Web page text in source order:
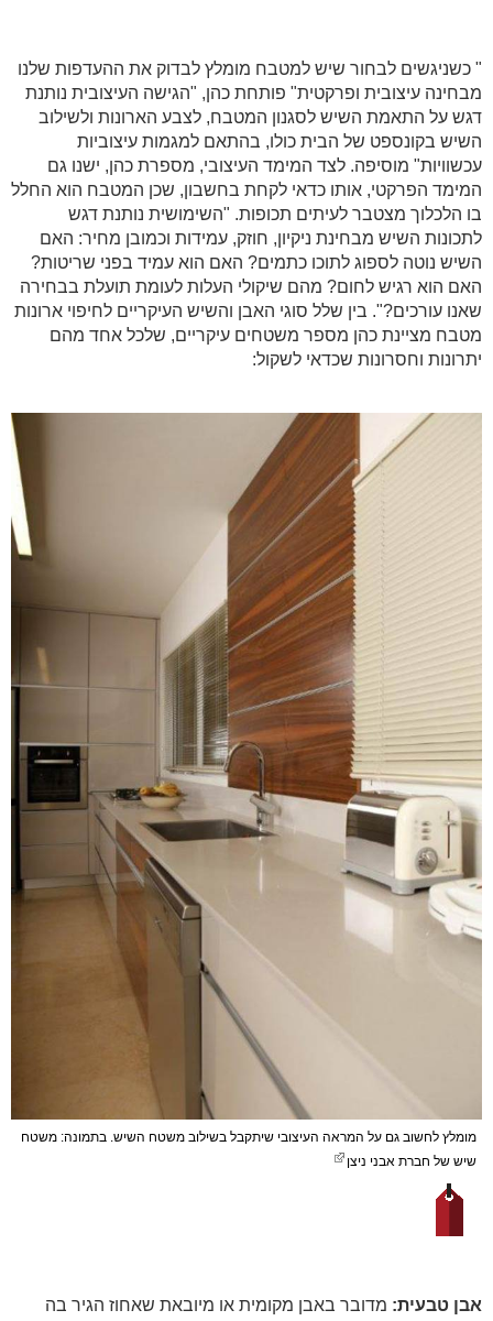
" כשניגשים לבחור שיש למטבח מומלץ לבדוק את ההעדפות שלנו
מבחינה עיצובית ופרקטית" פותחת כהן, "הגישה העיצובית נותנת
דגש על התאמת השיש לסגנון המטבח, לצבע הארונות ולשילוב
השיש בקונספט של הבית כולו, בהתאם למגמות עיצוביות
עכשוויות" מוסיפה. לצד המימד העיצובי, מספרת כהן, ישנו גם
המימד הפרקטי, אותו כדאי לקחת בחשבון, שכן המטבח הוא החלל
בו הלכלוך מצטבר לעיתים תכופות. "השימושית נותנת דגש
לתכונות השיש מבחינת ניקיון, חוזק, עמידות וכמובן מחיר: האם
השיש נוטה לספוג לתוכו כתמים? האם הוא עמיד בפני שריטות?
האם הוא רגיש לחום? מהם שיקולי העלות לעומת תועלת בבחירה
שאנו עורכים?". בין שלל סוגי האבן והשיש העיקריים לחיפוי ארונות
מטבח מציינת כהן מספר משטחים עיקריים, שלכל אחד מהם
יתרונות וחסרונות שכדאי לשקול:
מומלץ לחשוב גם על המראה העיצובי שיתקבל בשילוב משטח השיש. בתמונה: משטח
שיש של חברת אבני ניצן
אבן טבעית: מדובר באבן מקומית או מיובאת שאחוז הגיר בה